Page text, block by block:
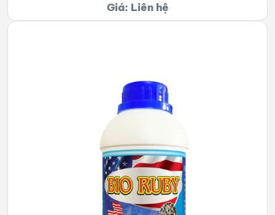
Giá: Liên hệ